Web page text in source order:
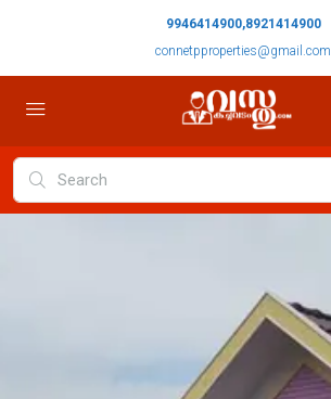
9946414900,8921414900
connetpproperties@gmail.com